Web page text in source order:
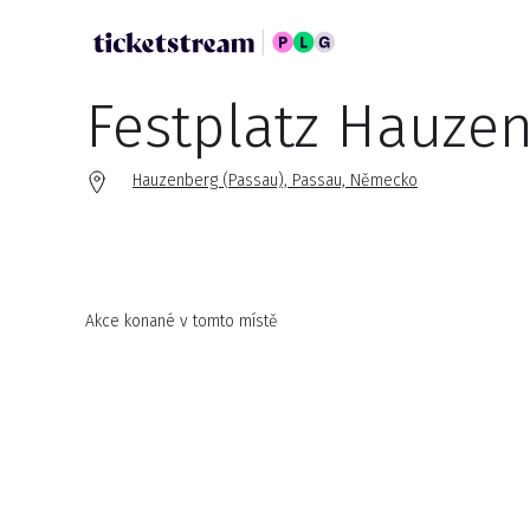
Festplatz
Hauzenberg (Passau), Passau, Německo
Akce konané v tomto místě